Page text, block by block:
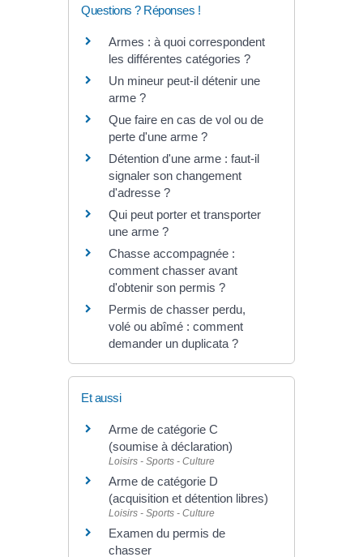
Questions ? Réponses !
Armes : à quoi correspondent
les différentes catégories ?
Un mineur peut-il détenir une
arme ?
Que faire en cas de vol ou de
perte d'une arme ?
Détention d'une arme : faut-il
signaler son changement
d'adresse ?
Qui peut porter et transporter
une arme ?
Chasse accompagnée :
comment chasser avant
d'obtenir son permis ?
Permis de chasser perdu,
volé ou abîmé : comment
demander un duplicata ?
Et aussi
Arme de catégorie C
(soumise à déclaration)
Loisirs - Sports - Culture
Arme de catégorie D
(acquisition et détention libres)
Loisirs - Sports - Culture
Examen du permis de
chasser